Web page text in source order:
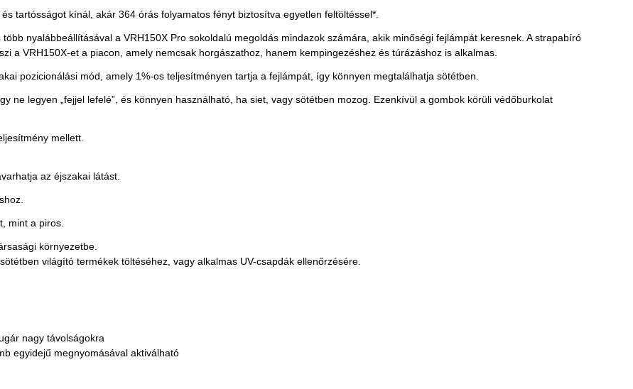
tartósságot kínál, akár 364 órás folyamatos fényt biztosítva egyetlen feltöltéssel*.
nyalábbeállításával a VRH150X Pro sokoldalú megoldás mindazok számára, akik minőségi fejlámpát keresnek. A strapabíró
a VRH150X-et a piacon, amely nemcsak horgászathoz, hanem kempingezéshez és túrázáshoz is alkalmas.
pozicionálási mód, amely 1%-os teljesítményen tartja a fejlámpát, így könnyen megtalálhatja sötétben.
ne legyen „fejjel lefelé”, és könnyen használható, ha siet, vagy sötétben mozog. Ezenkívül a gombok körüli védőburkolat
mellett.
az éjszakai látást.
mint a piros.
környezetbe.
világító termékek töltéséhez, vagy alkalmas UV-csapdák ellenőrzésére.
nagy távolságokra
egyidejű megnyomásával aktiválható